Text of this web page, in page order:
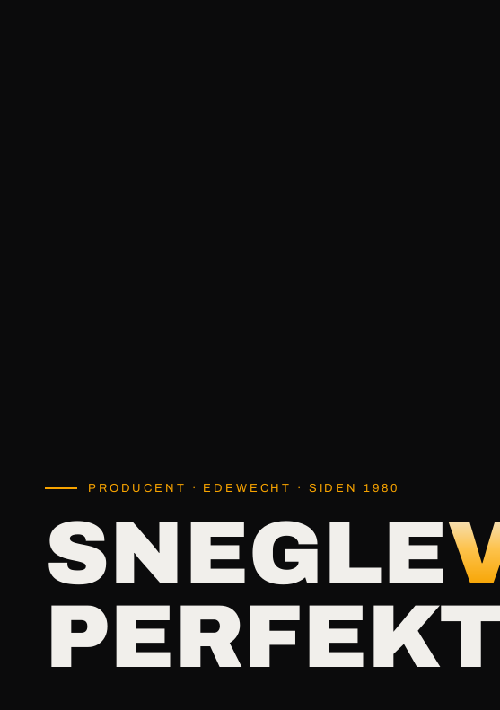
PRODUCENT · EDEWECHT · SIDEN 1980
SNEGLE